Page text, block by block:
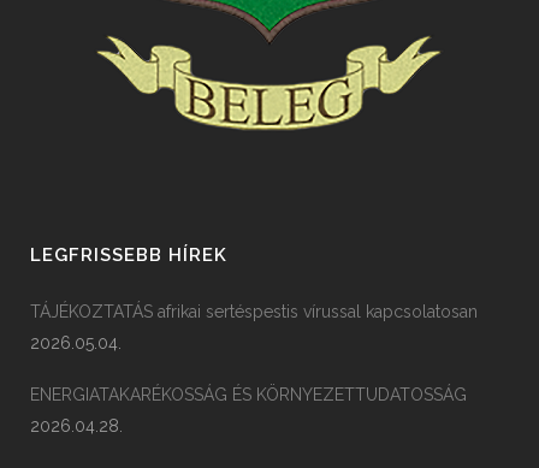
LEGFRISSEBB HÍREK
TÁJÉKOZTATÁS afrikai sertéspestis vírussal kapcsolatosan
2026.05.04.
ENERGIATAKARÉKOSSÁG ÉS KÖRNYEZETTUDATOSSÁG
2026.04.28.